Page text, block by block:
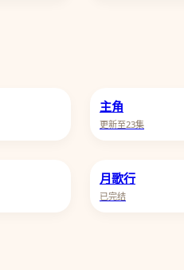
主角
更新至23集
月歌行
已完结